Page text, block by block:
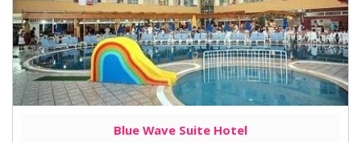
Blue Wave Suite Hotel